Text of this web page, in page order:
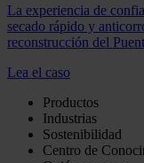
La experiencia de
secado rápido y
reconstrucción del
Lea el caso
Productos
Industrias
Sostenibilidad
Centro de